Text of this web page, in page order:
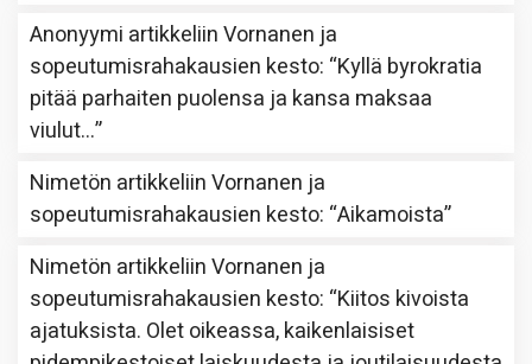
Anonyymi artikkeliinVornanen ja
sopeutumisrahakausien kesto: “Kyllä byrokratia
pitää parhaiten puolensa ja kansa maksaa
viulut…”
Nimetön artikkeliinVornanen ja
sopeutumisrahakausien kesto: “Aikamoista”
Nimetön artikkeliinVornanen ja
sopeutumisrahakausien kesto: “Kiitos kivoista
ajatuksista. Olet oikeassa, kaikenlaisiset